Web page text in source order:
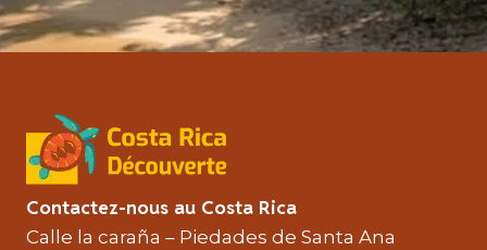
Contactez-nous au Costa Rica
Calle la caraña – Piedades de Santa Ana